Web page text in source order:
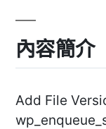
內容簡介
Add File